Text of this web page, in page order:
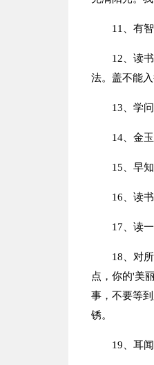
11、有
12、读
法。盖不能
13、学
14、金
15、早
16、读
17、读
18、对
点，你的'美
事，不要等
锈。
19、耳